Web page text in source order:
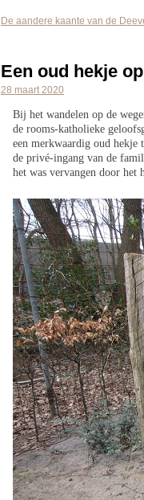
De aandere kaante van de
Een oud hekje
28 maart 2020
Bij het wandelen op de
de rooms-katholieke
een merkwaardig oud hekje
de privé-ingang van de
het was vervangen door het